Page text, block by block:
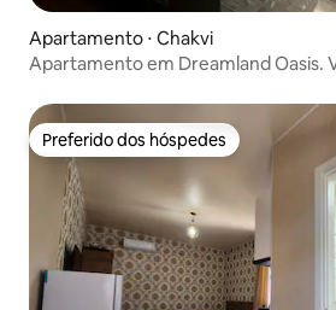
Apartamento ⋅ Chakvi
Apartamento em Dreamland Oasis.
Preferido dos hóspedes
Preferido dos hóspedes